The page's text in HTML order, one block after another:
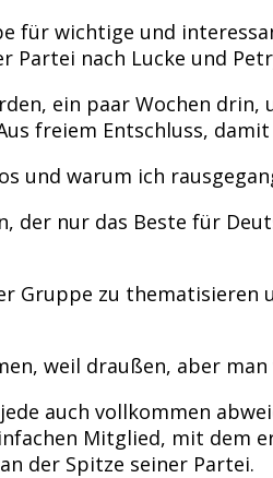
für wichtige und
nach Lucke und
ein paar Wochen drin,
freiem Entschluss,
und warum ich
nur das Beste für
Gruppe zu
weil draußen, aber man
auch vollkommen
Mitglied, mit dem
der Spitze seiner Partei.